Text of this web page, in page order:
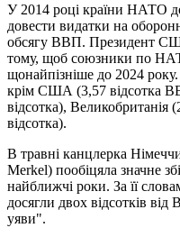
У 2014 році країни НАТО
довести видатки на
обсягу ВВП. Президент
тому, щоб союзники по
щонайпізніше до 2024
крім США (3,57 відсотка
відсотка), Великобританія
відсотка).
В травні канцлерка
Merkel) пообіцяла значне
найближчі роки. За її
досягли двох відсотків
уяви".